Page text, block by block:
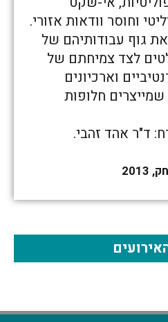
וחוסר וודאות אזורי.
גוף עבודותיהם של
לצד צמיחתם של
וארכיונים
חלופות
ד"ר אהד זהבי.